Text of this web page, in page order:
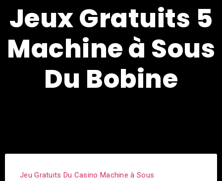
Jeux Gratuits 5
Machine à Sous
Du Bobine
Jeu Gratuits Du Casino Machine à Sous